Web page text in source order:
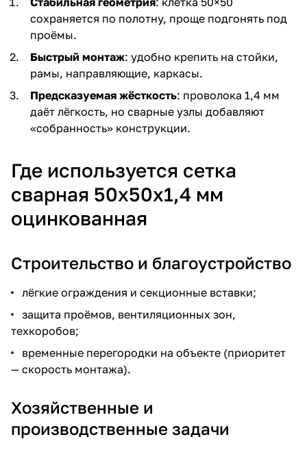
сохраняется по полотну, проще подгонять под
проёмы.
Быстрый монтаж: удобно крепить на стойки,
рамы, направляющие, каркасы.
Предсказуемая жёсткость: проволока 1,4 мм
даёт лёгкость, но сварные узлы добавляют
«собранность» конструкции.
Где используется сетка
сварная 50х50х1,4 мм
оцинкованная
Строительство и благоустройство
лёгкие ограждения и секционные вставки;
защита проёмов, вентиляционных зон,
техкоробов;
временные перегородки на объекте (приоритет
— скорость монтажа).
Хозяйственные и
производственные задачи